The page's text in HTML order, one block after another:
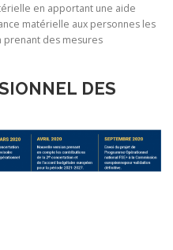
en apportant une aide
matérielle aux personnes les
prenant des mesures
DES